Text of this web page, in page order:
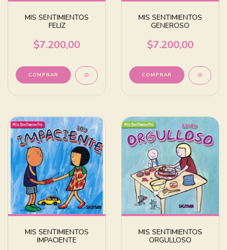
MIS SENTIMIENTOS
FELIZ
$7.200,00
MIS SENTIMIENTOS
GENEROSO
$7.200,00
MIS SENTIMIENTOS
IMPACIENTE
MIS SENTIMIENTOS
ORGULLOSO